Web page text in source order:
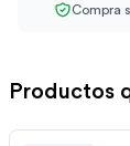
Compra
Productos